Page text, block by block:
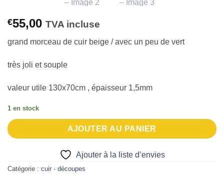
€55,00 TVA incluse
grand morceau de cuir beige / avec un peu de vert
très joli et souple
valeur utile 130x70cm , épaisseur 1,5mm
1 en stock
AJOUTER AU PANIER
Ajouter à la liste d’envies
Catégorie : cuir - découpes